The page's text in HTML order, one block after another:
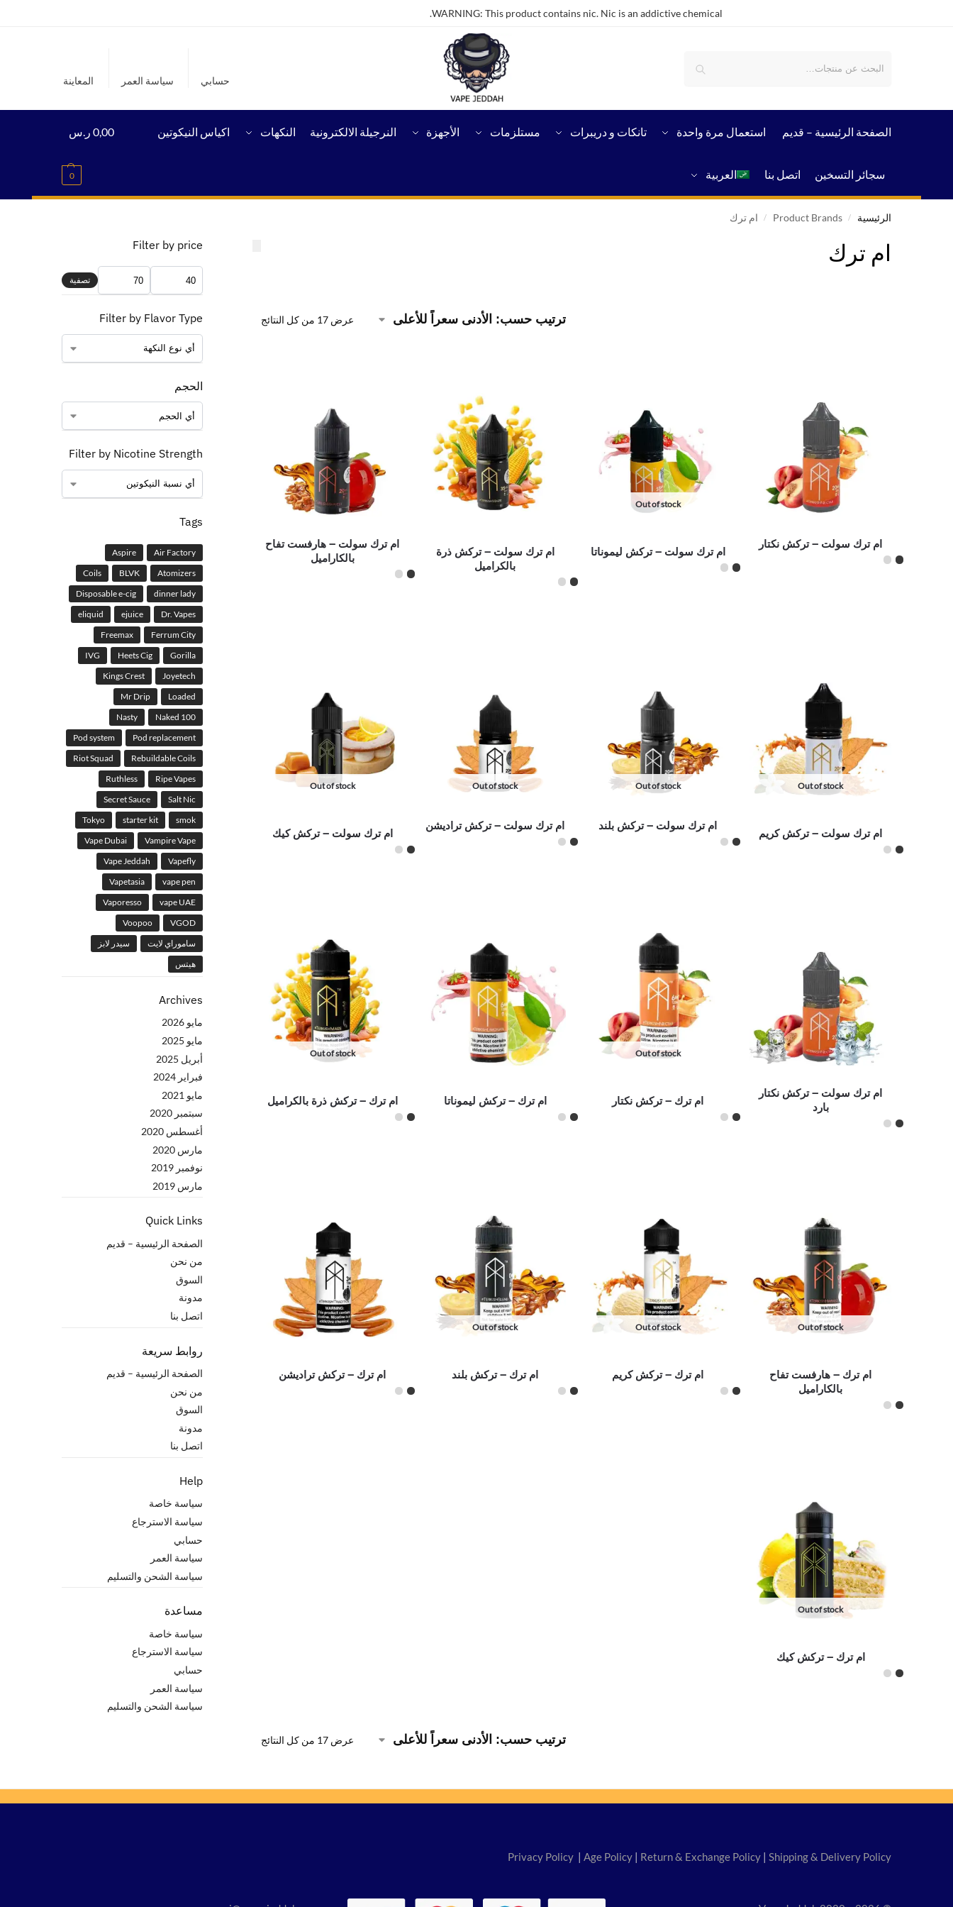
WARNING: This product contains nic. Nic is an addictive chemical.
حسابي سياسة العمر المعاينة
الصفحة الرئيسية – قدیم استعمال مرة واحدة تانكات و دريبرات مستلزمات الأجهزة النرجيلة الالكترونية النكهات اكياس النيكوتين
سجائر التسخين اتصل بنا العربية
0,00 ر.س
0
الرئيسية /
Product Brands
/ ام ترك
ام ترك
عرض ⁦17⁩ من كل النتائج
ام ترك سولت – تركش نكتار
Out of stock
ام ترك سولت – تركش ليموناتا
ام ترك سولت – تركش ذرة
بالكراميل
ام ترك سولت – هارفست تفاح
بالكاراميل
Out of stock
ام ترك سولت – تركش كريم
Out of stock
ام ترك سولت – تركش بلند
Out of stock
ام ترك سولت – تركش تراديشن
Out of stock
ام ترك سولت – تركش كيك
ام ترك سولت – تركش نكتار
بارد
Out of stock
ام ترك – تركش نكتار ام ترك – تركش ليموناتا
Out of stock
ام ترك – تركش ذرة بالكراميل
Out of stock
ام ترك – هارفست تفاح
بالكاراميل
Out of stock
ام ترك – تركش كريم
Out of stock
ام ترك – تركش بلند ام ترك – تركش تراديشن
Out of stock
ام ترك – تركش كيك
عرض ⁦17⁩ من كل النتائج
Filter by price
تصفية
Filter by Flavor Type
الحجم
Filter by Nicotine Strength
Tags
Air Factory
Aspire
Atomizers
BLVK
Coils
dinner lady
Disposable e-cig
Dr. Vapes
ejuice
eliquid
Ferrum City
Freemax
Gorilla
Heets Cig
IVG
Joyetech
Kings Crest
Loaded
Mr Drip
Naked 100
Nasty
Pod replacement
Pod system
Rebuildable Coils
Riot Squad
Ripe Vapes
Ruthless
Salt Nic
Secret Sauce
smok
starter kit
Tokyo
Vampire Vape
Vape Dubai
Vapefly
Vape Jeddah
vape pen
Vapetasia
vape UAE
Vaporesso
VGOD
Voopoo
ساموراي لايت
سيدر لابز
هيتس
Archives
مايو 2026
مايو 2025
أبريل 2025
فبراير 2024
مايو 2021
سبتمبر 2020
أغسطس 2020
مارس 2020
نوفمبر 2019
مارس 2019
Quick Links
الصفحة الرئيسية – قدیم
من نحن
السوق
مدونة
اتصل بنا
روابط سريعة
الصفحة الرئيسية – قدیم
من نحن
السوق
مدونة
اتصل بنا
Help
سياسة خاصة
سياسة الاسترجاع
حسابي
سياسة العمر
سياسة الشحن والتسليم
مساعدة
سياسة خاصة
سياسة الاسترجاع
حسابي
سياسة العمر
سياسة الشحن والتسليم
Privacy Policy | Age Policy | Return & Exchange Policy | Shipping & Delivery Policy